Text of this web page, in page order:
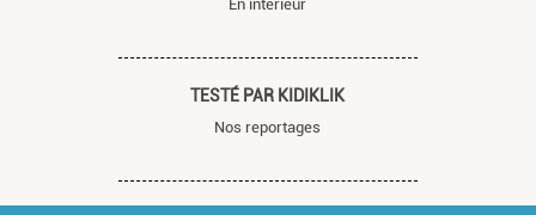
En intérieur
TESTÉ PAR KIDIKLIK
Nos reportages